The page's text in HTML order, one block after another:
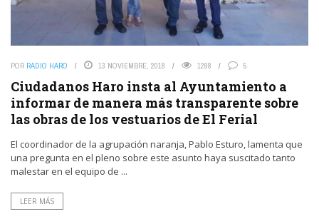
POR RADIO HARO 13 NOVIEMBRE, 2018 1298 5
Ciudadanos Haro insta al Ayuntamiento a
informar de manera más transparente sobre
las obras de los vestuarios de El Ferial
El coordinador de la agrupación naranja, Pablo Esturo, lamenta que
una pregunta en el pleno sobre este asunto haya suscitado tanto
malestar en el equipo de ...
LEER MÁS